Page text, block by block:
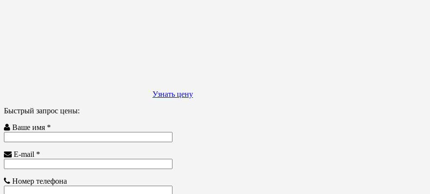
Узнать цену
Быстрый запрос цены:
Ваше имя *
E-mail *
Номер телефона